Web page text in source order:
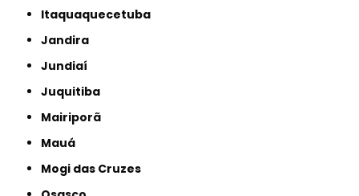
Itaquaquecetuba
Jandira
Jundiaí
Juquitiba
Mairiporã
Mauá
Mogi das Cruzes